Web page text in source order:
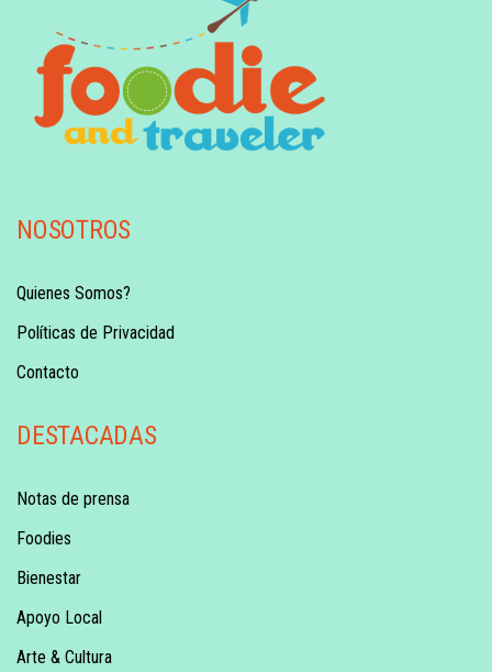
NOSOTROS
Quienes Somos?
Políticas de Privacidad
Contacto
DESTACADAS
Notas de prensa
Foodies
Bienestar
Apoyo Local
Arte & Cultura